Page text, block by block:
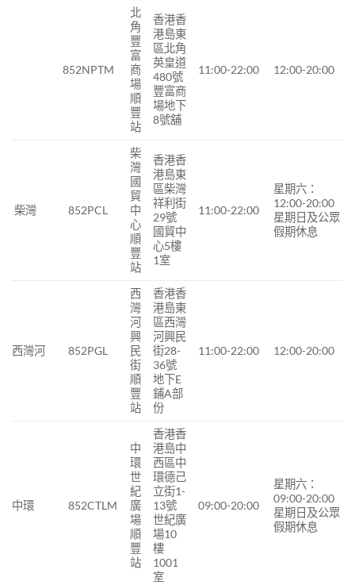
852NPTM
北
角
豐
富
商
場
順
豐
站
香港香
港島東
區北角
英皇道
480號
豐富商
場地下
8號舖
11:00-22:00 12:00-20:00
柴灣 852PCL
柴
灣
國
貿
中
心
順
豐
站
香港香
港島東
區柴灣
祥利街
29號
國貿中
心5樓
1室
11:00-22:00
星期六：
12:00-20:00
星期日及公眾
假期休息
西灣河 852PGL
西
灣
河
興
民
街
順
豐
站
香港香
港島東
區西灣
河興民
街28-
36號
地下E
鋪A部
份
11:00-22:00 12:00-20:00
中環 852CTLM
中
環
世
紀
廣
場
順
豐
站
香港香
港島中
西區中
環德己
立街1-
13號
世紀廣
場10
樓
1001
室
09:00-20:00
星期六：
09:00-20:00
星期日及公眾
假期休息